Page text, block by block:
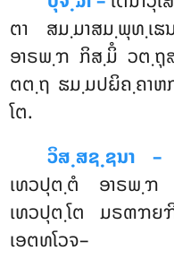
ຕາ ສມ຺ມາສມ຺ພຸທ຺
ອາຣພ຺ຠ ກິສ຺ມິໍ ວຕ຺ຖຸ
ຕຕ຺ຖ ຘມ຺ມປຏິຄ຺ຄາຫ
ໂຕ.
ວິສ຺ສຊ຺ຊນາ –
ເທວປຸຕ຺ຕໍ ອາຣພ຺
ເທວປຸຕ຺ໂຕ ມຣຓຠ
ເອຕທໂວຈ–